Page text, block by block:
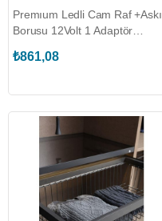
Premıum Ledli Cam Raf +Askı
Borusu 12Volt 1 Adaptör
₺861,08